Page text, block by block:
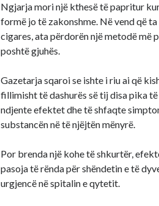
Ngjarja mori një kthesë të papritur
formë jo të zakonshme. Në vend që
cigares, ata përdorën një metodë
poshtë gjuhës.
Gazetarja sqaroi se ishte i riu ai që
fillimisht të dashurës së tij disa pika
ndjente efektet dhe të shfaqte
substancën në të njëjtën mënyrë.
Por brenda një kohe të shkurtër,
pasoja të rënda për shëndetin e të
urgjencë në spitalin e qytetit.